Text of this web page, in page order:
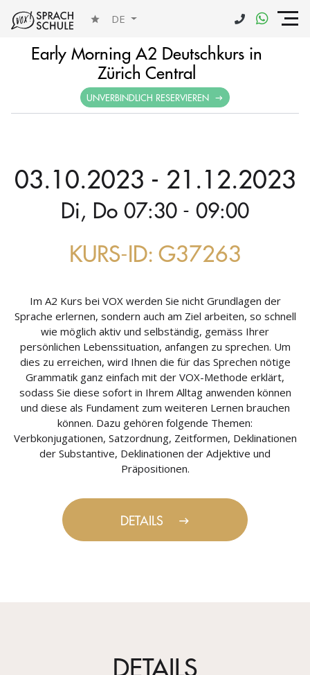
DE
Early Morning A2 Deutschkurs in
Zürich Central
UNVERBINDLICH RESERVIEREN
03.10.2023 - 21.12.2023
Di, Do 07:30 - 09:00
KURS-ID: G37263
Im A2 Kurs bei VOX werden Sie nicht Grundlagen der
Sprache erlernen, sondern auch am Ziel arbeiten, so schnell
wie möglich aktiv und selbständig, gemäss Ihrer
persönlichen Lebenssituation, anfangen zu sprechen. Um
dies zu erreichen, wird Ihnen die für das Sprechen nötige
Grammatik ganz einfach mit der VOX-Methode erklärt,
sodass Sie diese sofort in Ihrem Alltag anwenden können
und diese als Fundament zum weiteren Lernen brauchen
können. Dazu gehören folgende Themen:
Verbkonjugationen, Satzordnung, Zeitformen, Deklinationen
der Substantive, Deklinationen der Adjektive und
Präpositionen.
DETAILS
DETAILS